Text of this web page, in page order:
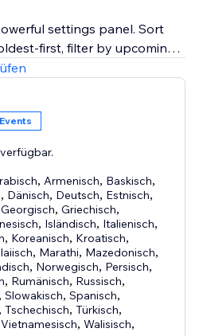
settings panel. Sort
first, filter by upcoming
of images,
The dedicated design
title fonts, text colors, card
colors, and accent tones
with your brand.
Events
, Armenisch, Baskisch,
, Dänisch, Deutsch, Estnisch,
Georgisch,Griechisch,
, Isländisch, Italienisch,
, Koreanisch, Kroatisch,
, Marathi, Mazedonisch,
, Norwegisch, Persisch,
, Rumänisch, Russisch,
,Slowakisch,Spanisch,
,Tschechisch,Türkisch,
Vietnamesisch,Walisisch,